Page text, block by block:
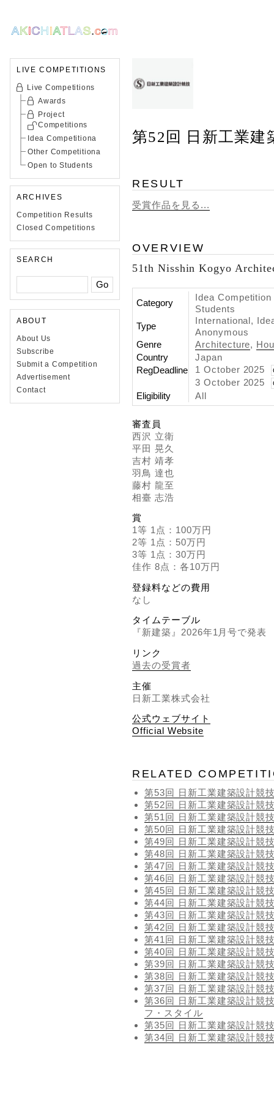
LIVE COMPETITIONS
Live Competitions
Awards
Project
Competitions
Idea Competitiona
Other Competitiona
Open to Students
ARCHIVES
Competition Results
Closed Competitions
SEARCH
ABOUT
About Us
Subscribe
Submit a Competition
Advertisement
Contact
第52回 日新工業建
RESULT
受賞作品を見る...
OVERVIEW
51th Nisshin Kogyo
Category
Idea
Students
Type
International,
Anonymous
Genre
Architecture,
Country
Japan
RegDeadline
1 October 2025
3 October 2025
Eligibility All
審査員
西沢 立衛
平田 晃久
吉村 靖孝
羽鳥 達也
藤村 龍至
相臺 志浩
賞
1等 1点：100万円
2等 1点：50万円
3等 1点：30万円
佳作 8点：各10万円
登録料などの費用
なし
タイムテーブル
『新建築』2026年1月号で発表
リンク
過去の受賞者
主催
日新工業株式会社
公式ウェブサイト
Official Website
RELATED
第53回 日新工業建築設計競
第52回 日新工業建築設計競
第51回 日新工業建築設計競
第50回 日新工業建築設計競
第49回 日新工業建築設計競
第48回 日新工業建築設計競
第47回 日新工業建築設計競
第46回 日新工業建築設計競
第45回 日新工業建築設計競
第44回 日新工業建築設計競
第43回 日新工業建築設計競
第42回 日新工業建築設計競
第41回 日新工業建築設計競
第40回 日新工業建築設計競
第39回 日新工業建築設計競
第38回 日新工業建築設計競
第37回 日新工業建築設計競
第36回 日新工業建築設計競
フ・スタイル
第35回 日新工業建築設計競
第34回 日新工業建築設計競